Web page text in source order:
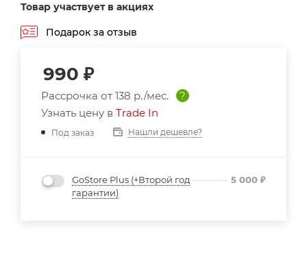
Товар участвует в акциях
Подарок за отзыв
990 ₽
Рассрочка от 138 р./мес.
?
Узнать цену в Trade In
Под заказ Нашли дешевле?
GoStore Plus (+Второй год
гарантии)
5 000 ₽